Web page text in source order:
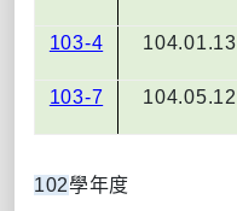
103-4 104.01.13
103-7 104.05.12
102學年度